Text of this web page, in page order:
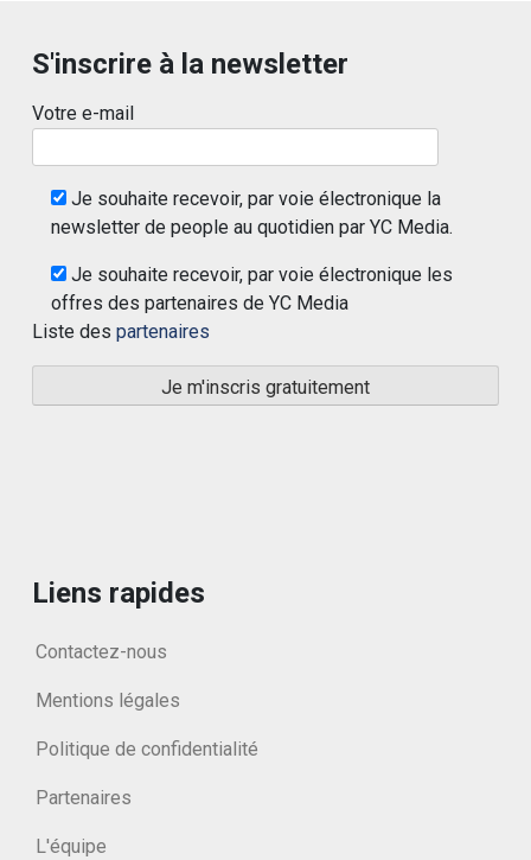
S'inscrire à la newsletter
Votre e-mail
Je souhaite recevoir, par voie électronique la
newsletter de people au quotidien par YC Media.
Je souhaite recevoir, par voie électronique les
offres des partenaires de YC Media
Liste des partenaires
Liens rapides
Contactez-nous
Mentions légales
Politique de confidentialité
Partenaires
L'équipe